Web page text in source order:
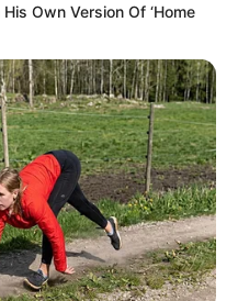
Own Version Of ‘Home